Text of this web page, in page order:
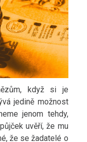
když si je
jedině možnost
jenom tehdy,
uvěří, že mu
že se žadatelé o